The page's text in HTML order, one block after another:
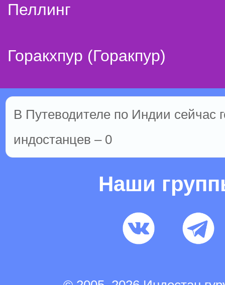
Пеллинг
Горакхпур (Горакпур)
В Путеводителе по Индии сейчас
индостанцев – 0
Наши